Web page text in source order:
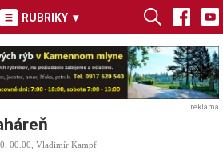
RUBRIKY ▾
reklama
00.00, Vladimír Kampf